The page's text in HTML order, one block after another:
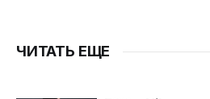
ЧИТАТЬ ЕЩЕ